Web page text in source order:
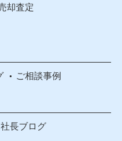
却査定
ご相談事例
社長ブログ